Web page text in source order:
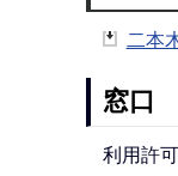
二本
窓口
利用許